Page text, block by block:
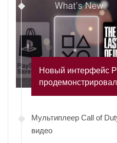
Новый интерфейс
Мультиплеер Call of
видео